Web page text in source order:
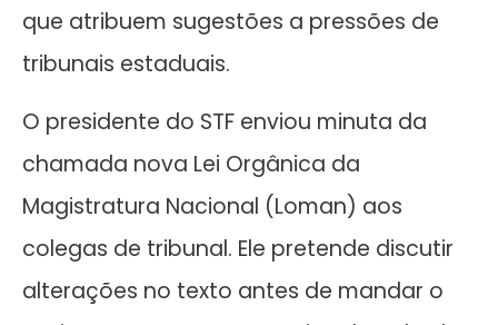
que atribuem sugestões a pressões de
tribunais estaduais.
O presidente do STF enviou minuta da
chamada nova Lei Orgânica da
Magistratura Nacional (Loman) aos
colegas de tribunal. Ele pretende discutir
alterações no texto antes de mandar o